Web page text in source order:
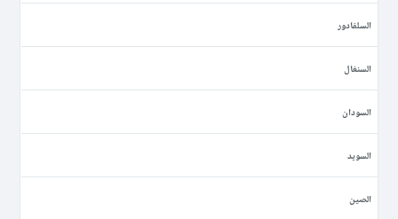
السلفادور
السنغال
السودان
السويد
الصين